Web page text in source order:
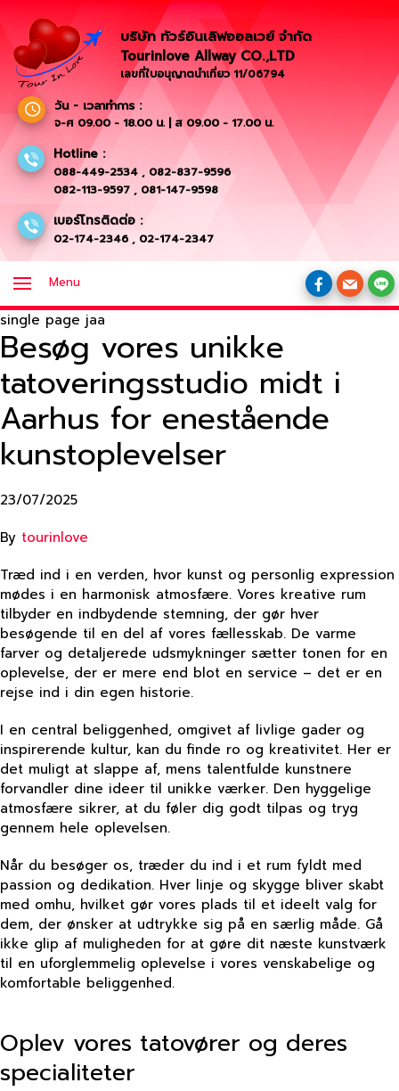
บริษัท ทัวร์อินเลิฟออลเวย์ จำกัด
Tourinlove Allway CO.,LTD
เลขที่ใบอนุญาตนำเที่ยว 11/06794
วัน - เวลาทำการ :
จ-ศ 09.00 - 18.00 น. | ส 09.00 - 17.00 น.
Hotline :
088-449-2534 , 082-837-9596
082-113-9597 , 081-147-9598
เบอร์โทรติดต่อ :
02-174-2346 , 02-174-2347
Menu
single page jaa
Besøg vores unikke
tatoveringsstudio midt i
Aarhus for enestående
kunstoplevelser
23/07/2025
By tourinlove
Træd ind i en verden, hvor kunst og personlig expression
mødes i en harmonisk atmosfære. Vores kreative rum
tilbyder en indbydende stemning, der gør hver
besøgende til en del af vores fællesskab. De varme
farver og detaljerede udsmykninger sætter tonen for en
oplevelse, der er mere end blot en service – det er en
rejse ind i din egen historie.
I en central beliggenhed, omgivet af livlige gader og
inspirerende kultur, kan du finde ro og kreativitet. Her er
det muligt at slappe af, mens talentfulde kunstnere
forvandler dine ideer til unikke værker. Den hyggelige
atmosfære sikrer, at du føler dig godt tilpas og tryg
gennem hele oplevelsen.
Når du besøger os, træder du ind i et rum fyldt med
passion og dedikation. Hver linje og skygge bliver skabt
med omhu, hvilket gør vores plads til et ideelt valg for
dem, der ønsker at udtrykke sig på en særlig måde. Gå
ikke glip af muligheden for at gøre dit næste kunstværk
til en uforglemmelig oplevelse i vores venskabelige og
komfortable beliggenhed.
Oplev vores tatovører og deres
specialiteter